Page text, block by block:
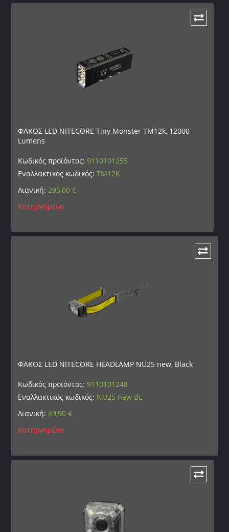
ΦΑΚΟΣ LED NITECORE Tiny Monster TM12k, 12000
Lumens
Κωδικός προϊόντος:9110101255
Εναλλακτικός κωδικός:TM12K
Λιανική:295,00€
Κατηργημένο
ΦΑΚΟΣ LED NITECORE HEADLAMP NU25 new, Black
Κωδικός προϊόντος:9110101248
Εναλλακτικός κωδικός: NU25 new BL
Λιανική:49,90€
Κατηργημένο